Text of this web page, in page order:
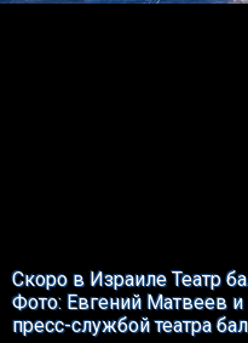
Скоро в Израиле Театр
Фото: Евгений Матвеев
пресс-службой театра